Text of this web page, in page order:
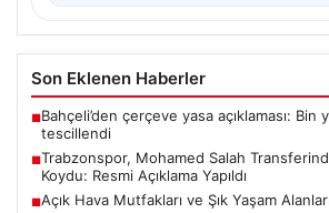
Son Eklenen Haberler
■Bahçeli’den çerçeve yasa açıklaması: Bin
tescillendi
■Trabzonspor, Mohamed Salah
Koydu: Resmi Açıklama Yapıldı
■Açık Hava Mutfakları ve Şık Yaşam Alanları